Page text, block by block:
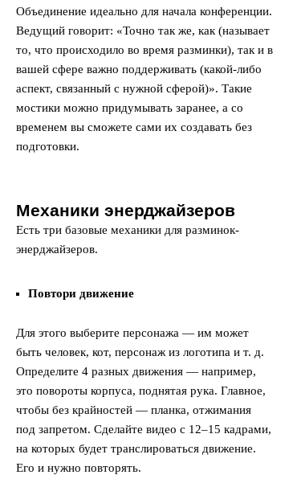
Объединение идеально для начала конференции.
Ведущий говорит: «Точно так же, как (называет
то, что происходило во время разминки), так и в
вашей сфере важно поддерживать (какой-либо
аспект, связанный с нужной сферой)». Такие
мостики можно придумывать заранее, а со
временем вы сможете сами их создавать без
подготовки.
Механики энерджайзеров
Есть три базовые механики для разминок-
энерджайзеров.
Повтори движение
Для этого выберите персонажа — им может
быть человек, кот, персонаж из логотипа и т. д.
Определите 4 разных движения — например,
это повороты корпуса, поднятая рука. Главное,
чтобы без крайностей — планка, отжимания
под запретом. Сделайте видео с 12–15 кадрами,
на которых будет транслироваться движение.
Его и нужно повторять.